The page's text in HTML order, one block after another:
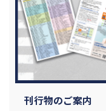
刊行物のご案内